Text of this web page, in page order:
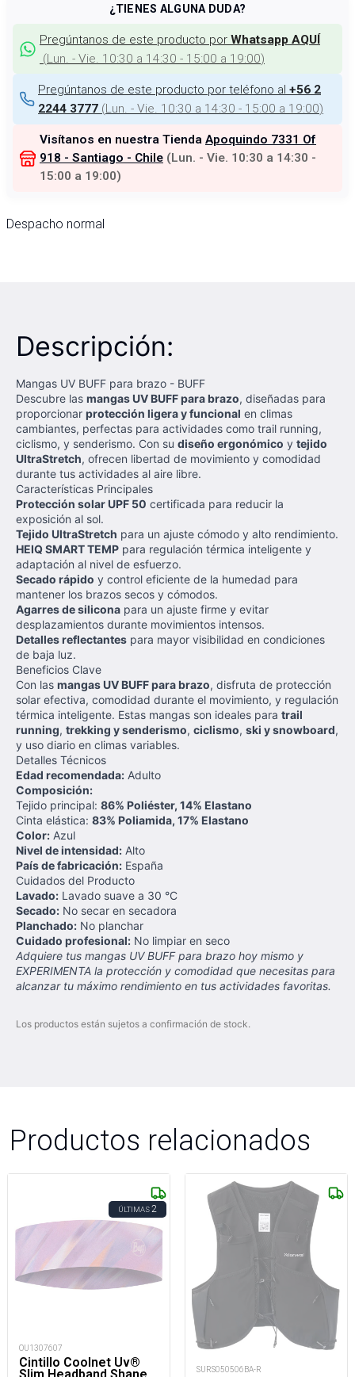
¿TIENES ALGUNA DUDA?
Pregúntanos de este producto por Whatsapp AQUÍ
(Lun. - Vie. 10:30 a 14:30 - 15:00 a 19:00)
Pregúntanos de este producto por teléfono al +56 2
2244 3777 (Lun. - Vie. 10:30 a 14:30 - 15:00 a 19:00)
Visítanos en nuestra Tienda Apoquindo 7331 Of
918 - Santiago - Chile (Lun. - Vie. 10:30 a 14:30 -
15:00 a 19:00)
Despacho normal
Descripción:
Mangas UV BUFF para brazo - BUFF
Descubre las mangas UV BUFF para brazo, diseñadas para
proporcionar protección ligera y funcional en climas
cambiantes, perfectas para actividades como trail running,
ciclismo, y senderismo. Con su diseño ergonómico y tejido
UltraStretch, ofrecen libertad de movimiento y comodidad
durante tus actividades al aire libre.
Características Principales
Protección solar UPF 50 certificada para reducir la
exposición al sol.
Tejido UltraStretch para un ajuste cómodo y alto rendimiento.
HEIQ SMART TEMP para regulación térmica inteligente y
adaptación al nivel de esfuerzo.
Secado rápido y control eficiente de la humedad para
mantener los brazos secos y cómodos.
Agarres de silicona para un ajuste firme y evitar
desplazamientos durante movimientos intensos.
Detalles reflectantes para mayor visibilidad en condiciones
de baja luz.
Beneficios Clave
Con las mangas UV BUFF para brazo, disfruta de protección
solar efectiva, comodidad durante el movimiento, y regulación
térmica inteligente. Estas mangas son ideales para trail
running, trekking y senderismo, ciclismo, ski y snowboard,
y uso diario en climas variables.
Detalles Técnicos
Edad recomendada: Adulto
Composición:
Tejido principal: 86% Poliéster, 14% Elastano
Cinta elástica: 83% Poliamida, 17% Elastano
Color: Azul
Nivel de intensidad: Alto
País de fabricación: España
Cuidados del Producto
Lavado: Lavado suave a 30 °C
Secado: No secar en secadora
Planchado: No planchar
Cuidado profesional: No limpiar en seco
Adquiere tus mangas UV BUFF para brazo hoy mismo y
EXPERIMENTA la protección y comodidad que necesitas para
alcanzar tu máximo rendimiento en tus actividades favoritas.
Los productos están sujetos a confirmación de stock.
Productos relacionados
ÚLTIMAS2
OU1307607
Cintillo Coolnet Uv® SURS050506BA-R